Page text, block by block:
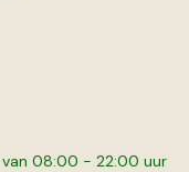
van 08:00 - 22:00 uur